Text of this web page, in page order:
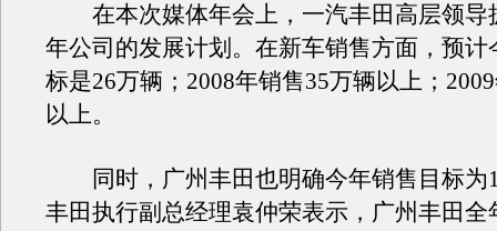
在本次媒体年会上，一汽丰田高层领导
年公司的发展计划。在新车销售方面，预计
标是26万辆；2008年销售35万辆以上；
以上。
同时，广州丰田也明确今年销售目标为
丰田执行副总经理袁仲荣表示，广州丰田全